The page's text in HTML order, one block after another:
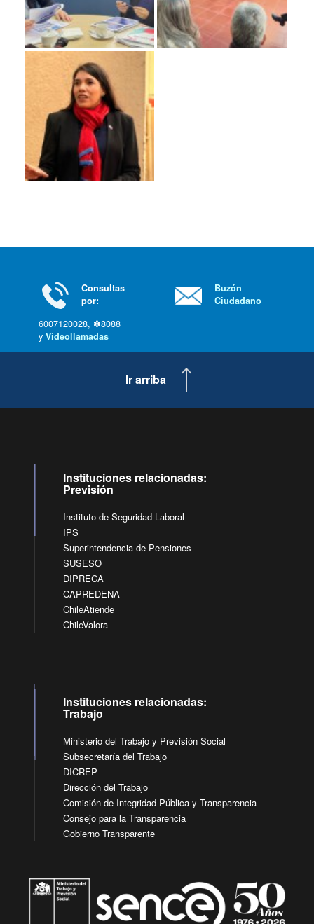
Consultas
por:
6007120028, ✽8088
y Videollamadas
Buzón
Ciudadano
Ir arriba
Instituciones relacionadas:
Previsión
Instituto de Seguridad Laboral
IPS
Superintendencia de Pensiones
SUSESO
DIPRECA
CAPREDENA
ChileAtiende
ChileValora
Instituciones relacionadas:
Trabajo
Ministerio del Trabajo y Previsión Social
Subsecretaría del Trabajo
DICREP
Dirección del Trabajo
Comisión de Integridad Pública y Transparencia
Consejo para la Transparencia
Gobierno Transparente